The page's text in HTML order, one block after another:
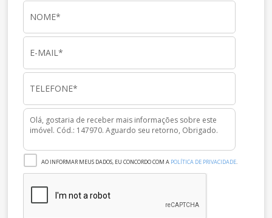
AO INFORMAR MEUS DADOS, EU CONCORDO COM A POLÍTICA DE PRIVACIDADE.